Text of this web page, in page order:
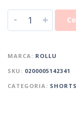
- +
MARCA: ROLLU
SKU: 0200005142341
CATEGORIA: